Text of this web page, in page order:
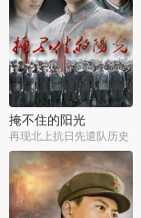
掩不住的阳光
再现北上抗日先遣队历史
全37集